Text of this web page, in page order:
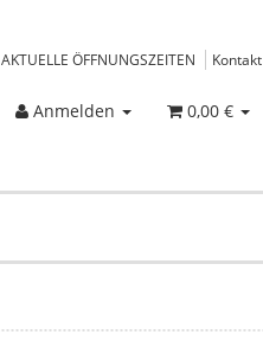
AKTUELLE ÖFFNUNGSZEITEN Kontakt
Anmelden 0,00 €